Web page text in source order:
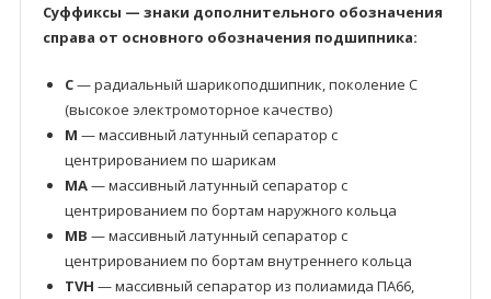
Суффиксы — знаки дополнительного обозначения
справа от основного обозначения подшипника:
C— радиальный шарикоподшипник, поколение C
(высокое электромоторное качество)
M — массивный латунный сепаратор с
центрированием по шарикам
MA— массивный латунный сепаратор с
центрированием по бортам наружного кольца
MB — массивный латунный сепаратор с
центрированием по бортам внутреннего кольца
TVH — массивный сепаратор из полиамида ПА66,